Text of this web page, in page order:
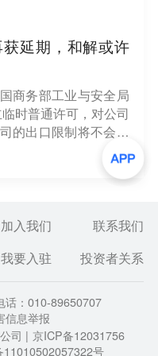
延期，和解或许
商务部工业与安全局
时普通许可，对公司
的出口限制将不会在
前实施。中兴公司获
时普通许可延期至201
定自2017年2月24日
加入我们
联系我们
要入驻 投资者关系
话：010-89650707
信息举报
司 | 京ICP备12031756
11010502057322号